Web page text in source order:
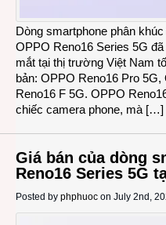
Dòng smartphone phân
OPPO Reno16 Series 5G
mắt tại thị trường Việt Nam
bản: OPPO Reno16 Pro
Reno16 F 5G. OPPO
chiếc camera phone, mà […]
Giá bán của dòng
Reno16 Series 5G
Posted by phphuoc on July 2nd,